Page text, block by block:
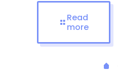
Read
more